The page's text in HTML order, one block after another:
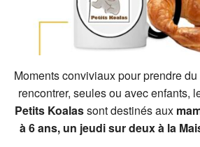
Moments conviviaux pour prendre
rencontrer, seules ou avec enfants,
Petits Koalassont destinés aux
à 6 ans, un jeudi sur deux à la